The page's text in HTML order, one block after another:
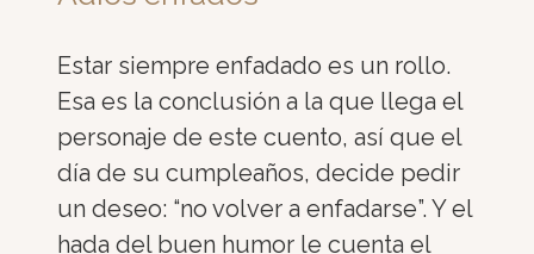
Estar siempre enfadado es un rollo.
Esa es la conclusión a la que llega el
personaje de este cuento, así que el
día de su cumpleaños, decide pedir
un deseo: “no volver a enfadarse”. Y el
hada del buen humor le cuenta el